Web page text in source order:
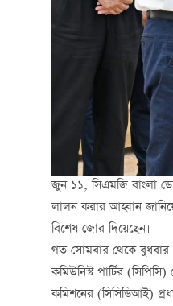
জুন ১১, সিএমজি বাংলা
লালন করার আহ্বান
বিশেষ জোর দিয়েছেন।
গত সোমবার থেকে বুধবার
কমিউনিস্ট পার্টির
কমিশনের (সিসিডিআই)